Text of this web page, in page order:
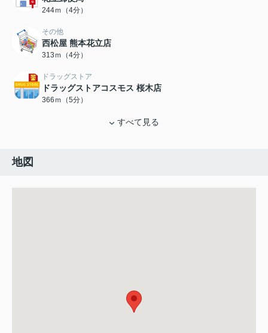
244ｍ（4分）
その他
西松屋 熊本花立店
313ｍ（4分）
ドラッグストア
ドラッグストアコスモス 桜木店
366ｍ（5分）
すべて見る
地図